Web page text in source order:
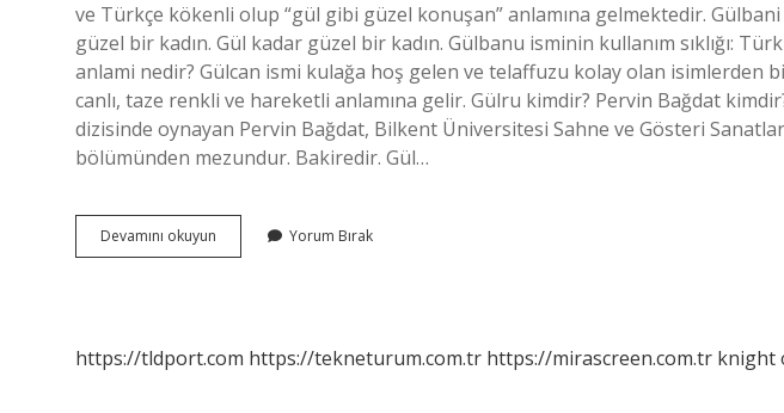
ve Türkçe kökenli olup “gül gibi güzel konuşan” anlamına gelmektedir.
güzel bir kadın. Gül kadar güzel bir kadın. Gülbanu isminin kullanım sıklığı:
anlami nedir? Gülcan ismi kulağa hoş gelen ve telaffuzu kolay olan isimlerden
canlı, taze renkli ve hareketli anlamına gelir. Gülru kimdir? Pervin Bağdat
dizisinde oynayan Pervin Bağdat, Bilkent Üniversitesi Sahne ve Gösteri
bölümünden mezundur. Bakiredir. Gül…
Devamını okuyun
Adının
Yorum Bırak
https://tldport.com https://tekneturum.com.tr https://mirascreen.com.tr knight